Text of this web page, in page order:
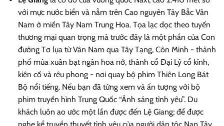
với mực nước biển và nằm trên Cao nguyên Tây Bắc Vân
Nam ở miền Tây Nam Trung Hoa. Tọa lạc dọc theo tuyến
thương mại quan trọng mà trước đây là một phần của Con
đường Tơ lụa từ Vân Nam qua Tây Tạng, Côn Minh - thành
phố mùa xuân bạt ngàn hoa nở, thành cổ Đại Lý cổ kính,
kiên cố và rêu phong - nơi quay bộ phim Thiên Long Bát
Bộ nổi tiếng. Nếu bạn đã từng xem và ấn tượng với bộ
phim truyền hình Trung Quốc “Ánh sáng tình yêu”. Du
khách luôn ao ước một lần được đến Lệ Giang; để được